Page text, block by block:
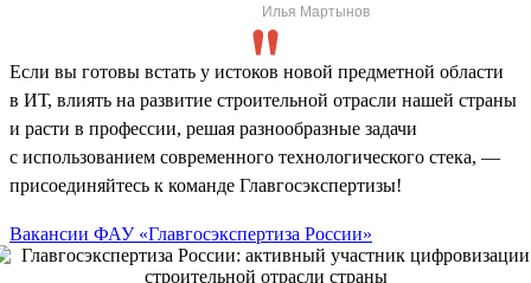
Илья Мартынов
Если вы готовы встать у истоков новой предметной области
в ИТ, влиять на развитие строительной отрасли нашей страны
и расти в профессии, решая разнообразные задачи
с использованием современного технологического стека, —
присоединяйтесь к команде Главгосэкспертизы!
Вакансии ФАУ «Главгосэкспертиза России»